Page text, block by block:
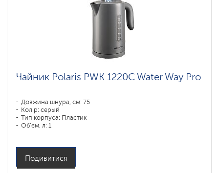
Чайник Polaris PWK 1220C Water Way Pro
Довжина шнура, см: 75
Колір: серый
Тип корпуса: Пластик
Об'єм, л: 1
Подивитися